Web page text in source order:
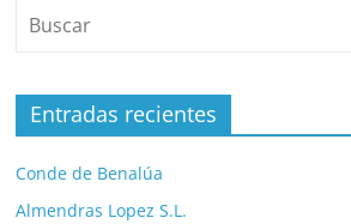
Entradas recientes
Conde de Benalúa
Almendras Lopez S.L.